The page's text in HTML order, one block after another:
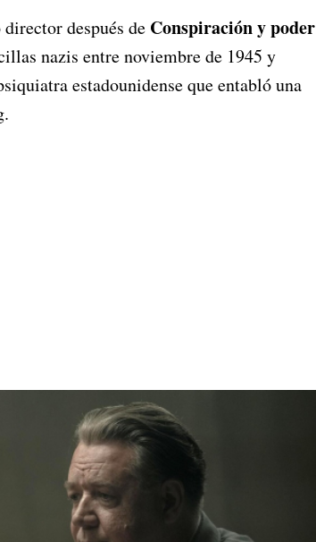
después de Conspiración y poder
nazis entre noviembre de 1945 y
estadounidense que entabló una